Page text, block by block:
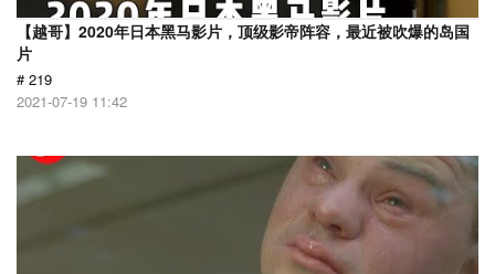
【越哥】2020年日本黑马影片，顶级影帝阵容，最近被吹爆的岛国
片
# 219
2021-07-19 11:42